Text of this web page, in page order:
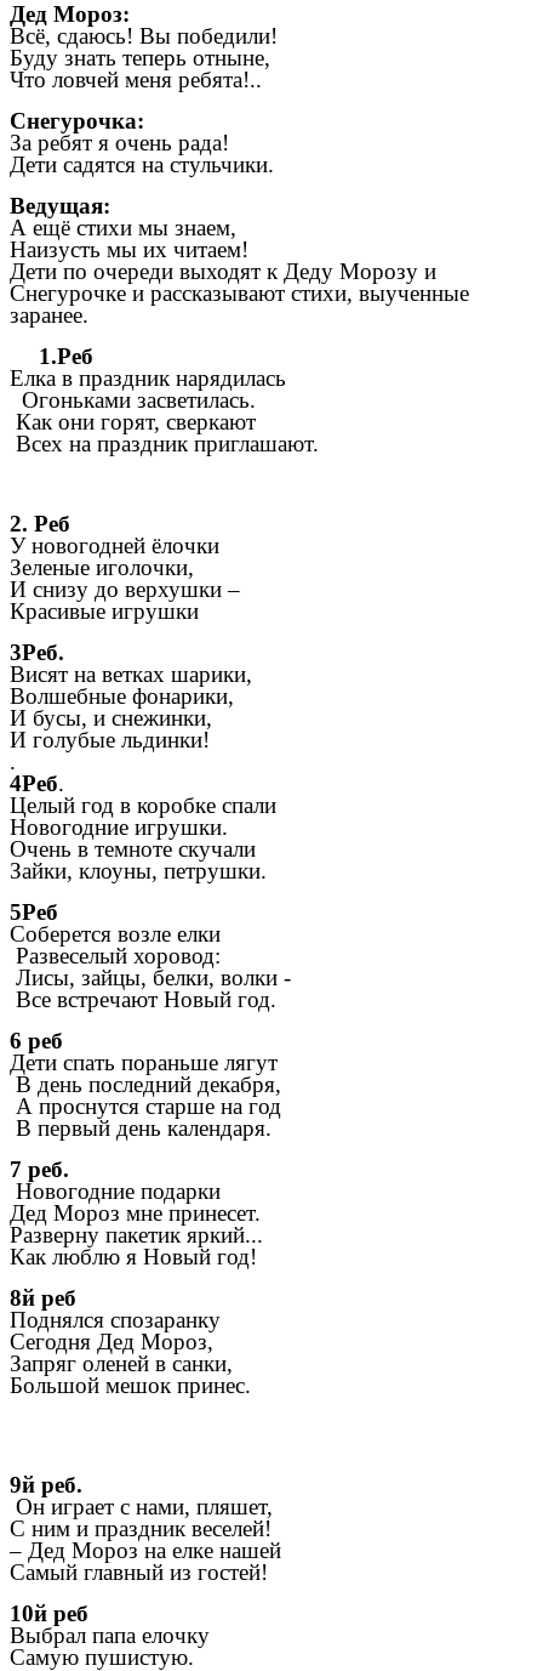
Дед Мороз:
Всё, сдаюсь! Вы победили!
Буду знать теперь отныне,
Что ловчей меня ребята!..
Снегурочка:
За ребят я очень рада!
Дети садятся на стульчики.
Ведущая:
А ещё стихи мы знаем,
Наизусть мы их читаем!
Дети по очереди выходят к Деду Морозу и
Снегурочке и рассказывают стихи, выученные
заранее.
1.Реб
Елка в праздник нарядилась
Огоньками засветилась.
Как они горят, сверкают
Всех на праздник приглашают.
2. Реб
У новогодней ёлочки
Зеленые иголочки,
И снизу до верхушки –
Красивые игрушки
3Реб.
Висят на ветках шарики,
Волшебные фонарики,
И бусы, и снежинки,
И голубые льдинки!
.
4Реб.
Целый год в коробке спали
Новогодние игрушки.
Очень в темноте скучали
Зайки, клоуны, петрушки.
5Реб
Соберется возле елки
Развеселый хоровод:
Лисы, зайцы, белки, волки -
Все встречают Новый год.
6 реб
Дети спать пораньше лягут
В день последний декабря,
А проснутся старше на год
В первый день календаря.
7 реб.
Новогодние подарки
Дед Мороз мне принесет.
Разверну пакетик яркий...
Как люблю я Новый год!
8й реб
Поднялся спозаранку
Сегодня Дед Мороз,
Запряг оленей в санки,
Большой мешок принес.
9й реб.
Он играет с нами, пляшет,
С ним и праздник веселей!
– Дед Мороз на елке нашей
Самый главный из гостей!
10й реб
Выбрал папа елочку
Самую пушистую.